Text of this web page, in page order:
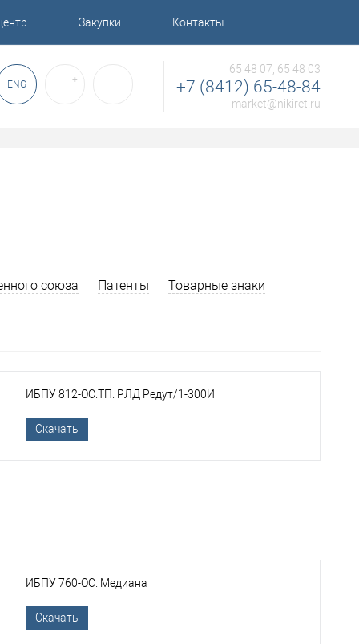
Закупки Контакты
ENG ✚
65 48 07, 65 48 03
+7 (8412) 65-48-84
market@nikiret.ru
союза Патенты Товарные знаки
ИБПУ 812-ОС.ТП. РЛД Редут/1-300И
Скачать
ИБПУ 760-ОС. Медиана
Скачать